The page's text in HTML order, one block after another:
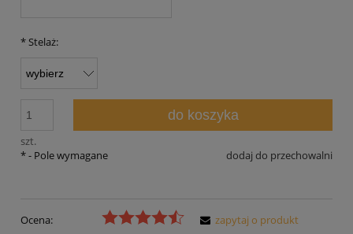
*Stelaż:
szt.
do koszyka
dodaj do przechowalni
*- Pole wymagane
Ocena:
zapytaj o produkt